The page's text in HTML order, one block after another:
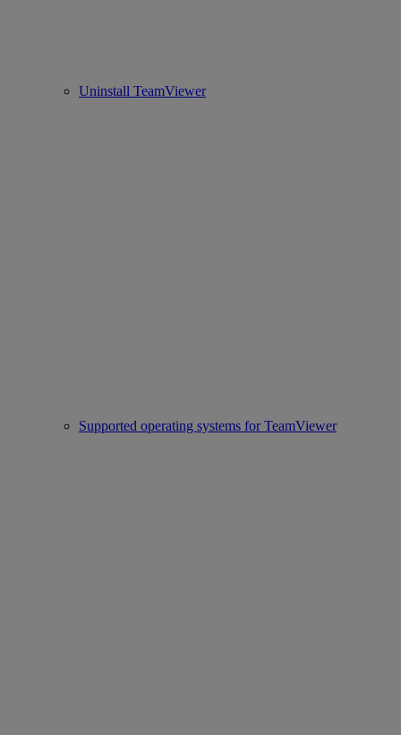
Uninstall TeamViewer
Supported operating systems for TeamViewer